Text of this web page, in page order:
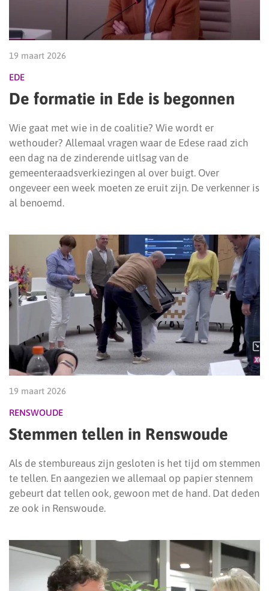
19 maart 2026
EDE
De formatie in Ede is begonnen
Wie gaat met wie in de coalitie? Wie wordt er
wethouder? Allemaal vragen waar de Edese raad zich
een dag na de zinderende uitlsag van de
gemeenteraadsverkiezingen al over buigt. Over
ongeveer een week moeten ze eruit zijn. De verkenner is
al benoemd.
19 maart 2026
RENSWOUDE
Stemmen tellen in Renswoude
Als de stembureaus zijn gesloten is het tijd om stemmen
te tellen. En aangezien we allemaal op papier stennem
gebeurt dat tellen ook, gewoon met de hand. Dat deden
ze ook in Renswoude.